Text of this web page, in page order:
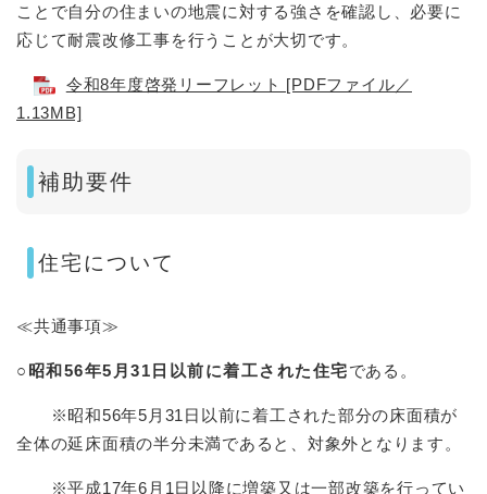
ことで自分の住まいの地震に対する強さを確認し、必要に
応じて耐震改修工事を行うことが大切です。
令和8年度啓発リーフレット [PDFファイル／
1.13MB]
補助要件
住宅について
≪共通事項≫
○昭和56年5月31日以前に着工された住宅である。
※昭和56年5月31日以前に着工された部分の床面積が
全体の延床面積の半分未満であると、対象外となります。
※平成17年6月1日以降に増築又は一部改築を行ってい